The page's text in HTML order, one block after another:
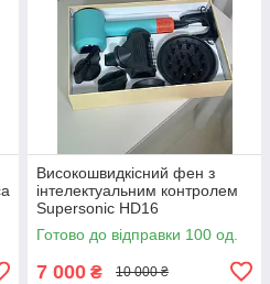
Високошвидкісний фен з
інтелектуальним контролем
Supersonic HD16
Готово до відправки 100 од.
7 000 ₴ 10 000 ₴